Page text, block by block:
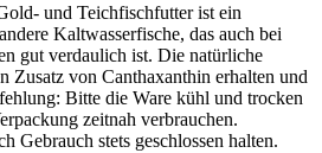
und Teichfischfutter ist ein
Kaltwasserfische, das auch bei
gut verdaulich ist. Die natürliche
Zusatz von Canthaxanthin erhalten und
Bitte die Ware kühl und trocken
zeitnah verbrauchen.
Gebrauch stets geschlossen halten.